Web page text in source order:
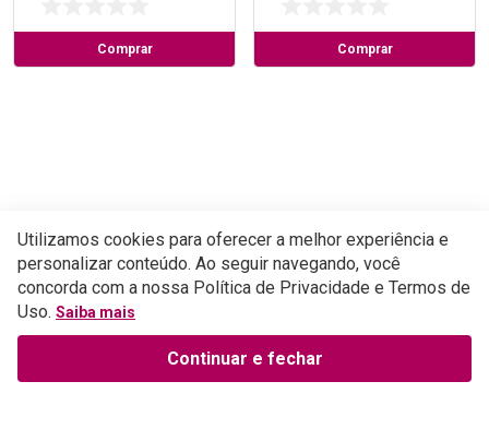
Comprar Comprar
Utilizamos cookies para oferecer a melhor experiência e
personalizar conteúdo. Ao seguir navegando, você
concorda com a nossa Política de Privacidade e Termos de
Uso. Saiba mais
Continuar e fechar